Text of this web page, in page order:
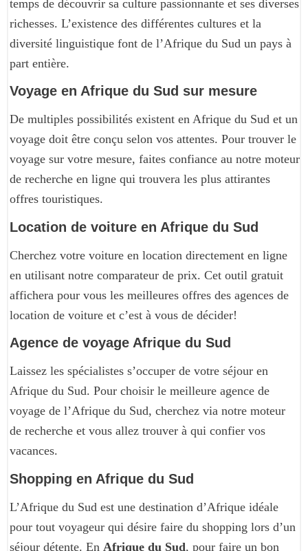
temps de découvrir sa culture passionnante et ses diverses
richesses. L’existence des différentes cultures et la
diversité linguistique font de l’Afrique du Sud un pays à
part entière.
Voyage en Afrique du Sud sur mesure
De multiples possibilités existent en Afrique du Sud et un
voyage doit être conçu selon vos attentes. Pour trouver le
voyage sur votre mesure, faites confiance au notre moteur
de recherche en ligne qui trouvera les plus attirantes
offres touristiques.
Location de voiture en Afrique du Sud
Cherchez votre voiture en location directement en ligne
en utilisant notre comparateur de prix. Cet outil gratuit
affichera pour vous les meilleures offres des agences de
location de voiture et c’est à vous de décider!
Agence de voyage Afrique du Sud
Laissez les spécialistes s’occuper de votre séjour en
Afrique du Sud. Pour choisir le meilleure agence de
voyage de l’Afrique du Sud, cherchez via notre moteur
de recherche et vous allez trouver à qui confier vos
vacances.
Shopping en Afrique du Sud
L’Afrique du Sud est une destination d’Afrique idéale
pour tout voyageur qui désire faire du shopping lors d’un
séjour détente. En Afrique du Sud, pour faire un bon